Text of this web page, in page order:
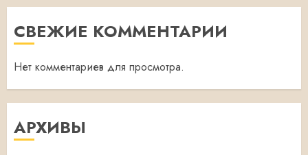
СВЕЖИЕ КОММЕНТАРИИ
Нет комментариев для просмотра.
АРХИВЫ